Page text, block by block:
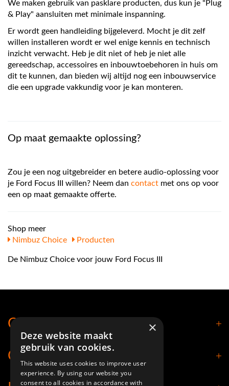
We maken gebruik van pasklare producten, dus kun je "Plug
& Play" aansluiten met minimale inspanning.
Er wordt geen handleiding bijgeleverd. Mocht je dit zelf
willen installeren wordt er wel enige kennis en technisch
inzicht verwacht. Heb je dit niet of heb je niet alle
gereedschap, accessoires en inbouwtoebehoren in huis om
dit te kunnen, dan bieden wij altijd nog een inbouwservice
die een upgrade vakkundig voor je kan monteren.
Op maat gemaakte oplossing?
Zou je een nog uitgebreider en betere audio-oplossing voor
je Ford Focus III willen? Neem dan contact met ons op voor
een op maat gemaakte offerte.
Shop meer
Nimbuz Choice
Producten
De Nimbuz Choice voor jouw Ford Focus III
Contact
Openingstijden
×
Deze website maakt
gebruik van cookies.
This website uses cookies to improve user
experience. By using our website you
consent to all cookies in accordance with